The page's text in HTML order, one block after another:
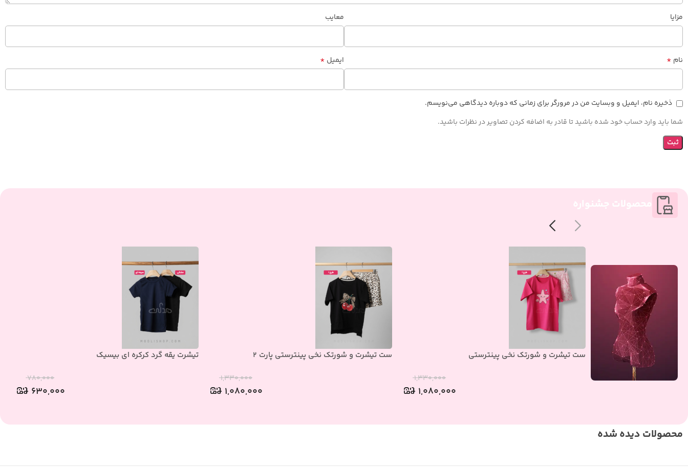
مزایا معایب
نام * ایمیل *
ذخیره نام، ایمیل و وبسایت من در مرورگر برای زمانی که دوباره دیدگاهی می‌نویسم.
شما باید وارد حساب خود شده باشید تا قادر به اضافه کردن تصاویر در نظرات باشید.
محصولات جشنواره
ست تیشرت و شورتک نخی پینترستی
۱,۳۳۰,۰۰۰
۱,۰۸۰,۰۰۰
ست تیشرت و شورتک نخی پینترستی پارت 2
۱,۳۳۰,۰۰۰
۱,۰۸۰,۰۰۰
تیشرت یقه گرد کرکره ای بیسیک
۷۸۰,۰۰۰
۶۳۰,۰۰۰
محصولات دیده شده